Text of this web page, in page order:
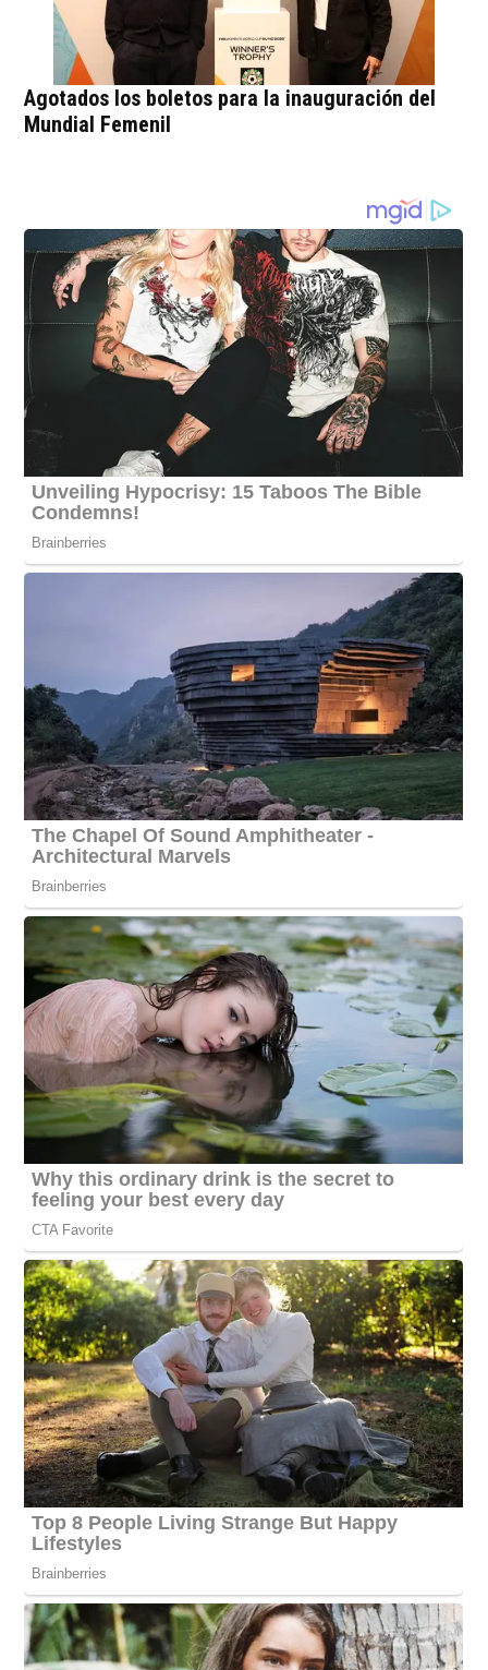
Agotados los boletos para la inauguración del
Mundial Femenil